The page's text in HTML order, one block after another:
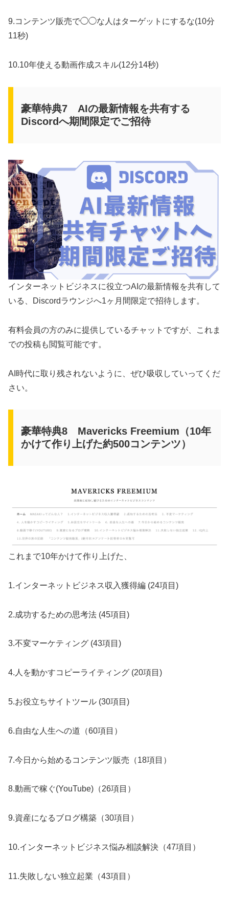
9.コンテンツ販売で◯◯な人はターゲットにするな(10分
11秒)
10.10年使える動画作成スキル(12分14秒)
豪華特典7 AIの最新情報を共有する
Discordへ期間限定でご招待
インターネットビジネスに役立つAIの最新情報を共有して
いる、Discordラウンジへ1ヶ月間限定で招待します。
有料会員の方のみに提供しているチャットですが、これま
での投稿も閲覧可能です。
AI時代に取り残されないように、ぜひ吸収していってくだ
さい。
豪華特典8 Mavericks Freemium（10年
かけて作り上げた約500コンテンツ）
これまで10年かけて作り上げた、
1.インターネットビジネス収入獲得編 (24項目)
2.成功するための思考法 (45項目)
3.不変マーケティング (43項目)
4.人を動かすコピーライティング (20項目)
5.お役立ちサイトツール (30項目)
6.自由な人生への道（60項目）
7.今日から始めるコンテンツ販売（18項目）
8.動画で稼ぐ(YouTube)（26項目）
9.資産になるブログ構築（30項目）
10.インターネットビジネス悩み相談解決（47項目）
11.失敗しない独立起業（43項目）